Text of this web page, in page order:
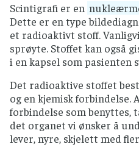
Scintigrafi er en
Dette er en type
et radioaktivt stoff.
sprøyte. Stoffet kan også
i en kapsel som pasienten
Det radioaktive stoffet
og en kjemisk forbindelse.
forbindelse som benyttes,
det organet vi ønsker å
lever, nyre, skjelett med